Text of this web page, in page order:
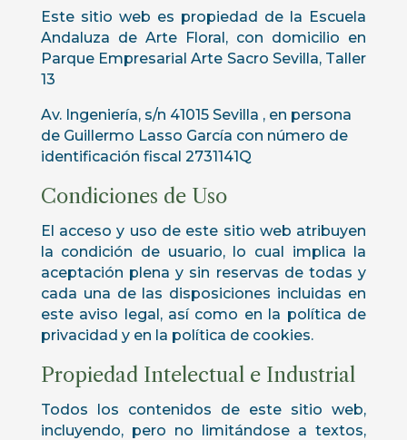
Este sitio web es propiedad de la Escuela
Andaluza de Arte Floral, con domicilio en
Parque Empresarial Arte Sacro Sevilla, Taller
13
Av. Ingeniería, s/n 41015 Sevilla , en persona
de Guillermo Lasso García con número de
identificación fiscal 2731141Q
Condiciones de Uso
El acceso y uso de este sitio web atribuyen
la condición de usuario, lo cual implica la
aceptación plena y sin reservas de todas y
cada una de las disposiciones incluidas en
este aviso legal, así como en la política de
privacidad y en la política de cookies.
Propiedad Intelectual e Industrial
Todos los contenidos de este sitio web,
incluyendo, pero no limitándose a textos,